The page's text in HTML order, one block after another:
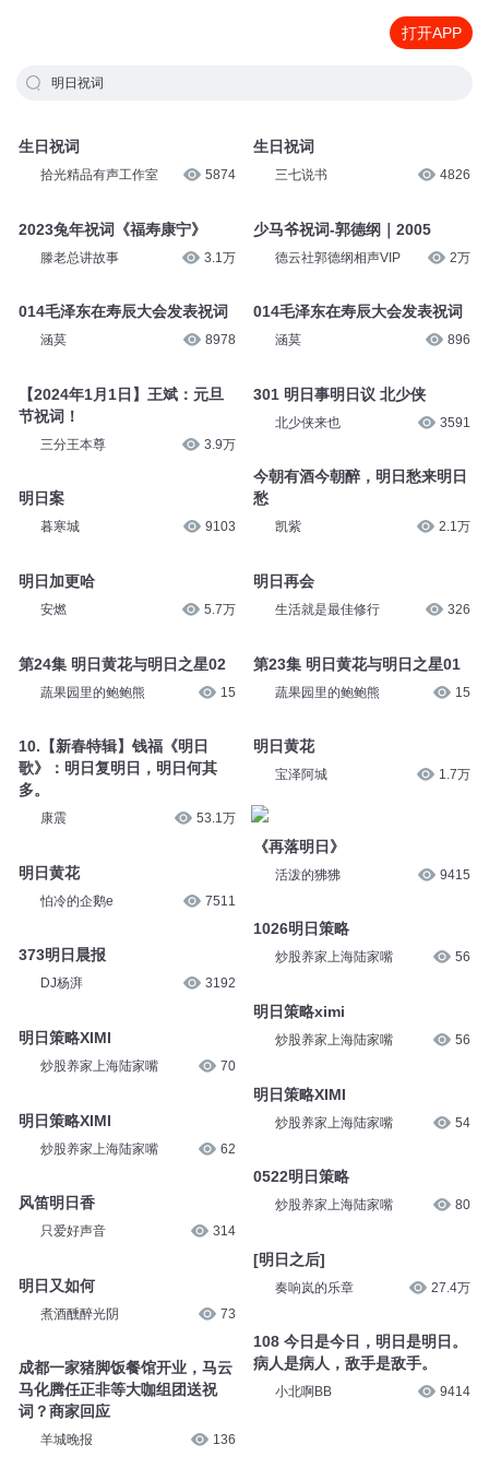
打开APP
明日祝词
生日祝词
拾光精品有声工作室 5874
2023兔年祝词《福寿康宁》
滕老总讲故事 3.1万
014毛泽东在寿辰大会发表祝词
涵莫 8978
【2024年1月1日】王斌：元旦
节祝词！
三分王本尊 3.9万
明日案
暮寒城 9103
明日加更哈
安燃 5.7万
第24集 明日黄花与明日之星02
蔬果园里的鲍鲍熊 15
10.【新春特辑】钱福《明日
歌》：明日复明日，明日何其
多。
康震 53.1万
明日黄花
怕冷的企鹅e 7511
373明日晨报
DJ杨湃 3192
明日策略XIMI
炒股养家上海陆家嘴 70
明日策略XIMI
炒股养家上海陆家嘴 62
风笛明日香
只爱好声音 314
明日又如何
煮酒醺醉光阴 73
成都一家猪脚饭餐馆开业，马云
马化腾任正非等大咖组团送祝
词？商家回应
羊城晚报 136
生日祝词
三七说书 4826
少马爷祝词-郭德纲｜2005
德云社郭德纲相声VIP 2万
014毛泽东在寿辰大会发表祝词
涵莫 896
301 明日事明日议 北少侠
北少侠来也 3591
今朝有酒今朝醉，明日愁来明日
愁
凯紫 2.1万
明日再会
生活就是最佳修行 326
第23集 明日黄花与明日之星01
蔬果园里的鲍鲍熊 15
明日黄花
宝泽阿城 1.7万
《再落明日》
活泼的狒狒 9415
1026明日策略
炒股养家上海陆家嘴 56
明日策略ximi
炒股养家上海陆家嘴 56
明日策略XIMI
炒股养家上海陆家嘴 54
0522明日策略
炒股养家上海陆家嘴 80
[明日之后]
奏响岚的乐章 27.4万
108 今日是今日，明日是明日。
病人是病人，敌手是敌手。
小北啊BB 9414